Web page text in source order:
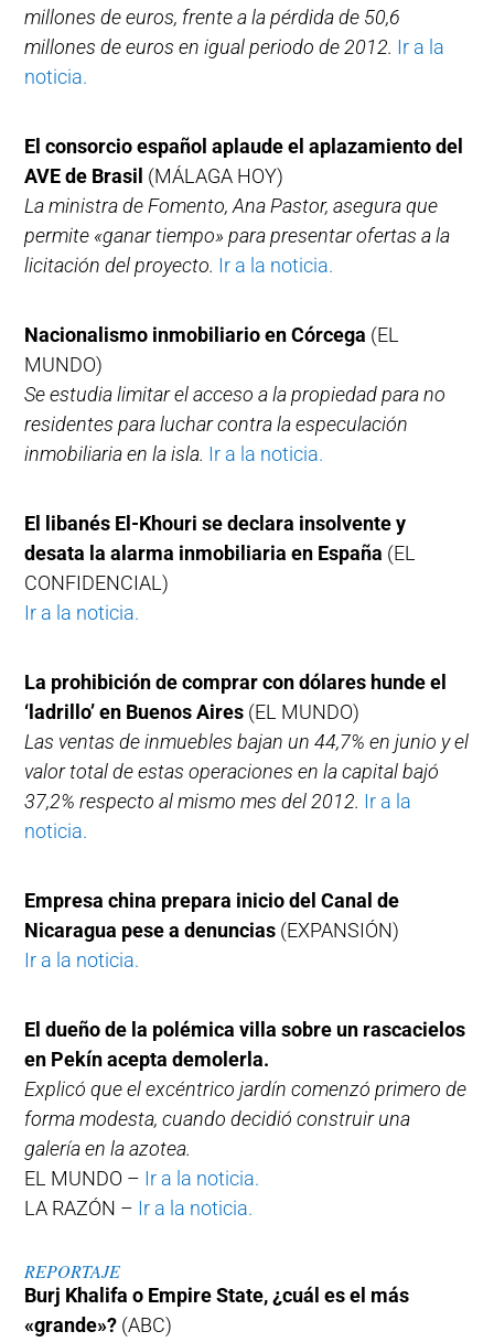
millones de euros, frente a la pérdida de 50,6
millones de euros en igual periodo de 2012. Ir a la
noticia.
El consorcio español aplaude el aplazamiento del
AVE de Brasil (MÁLAGA HOY)
La ministra de Fomento, Ana Pastor, asegura que
permite «ganar tiempo» para presentar ofertas a la
licitación del proyecto. Ir a la noticia.
Nacionalismo inmobiliario en Córcega (EL
MUNDO)
Se estudia limitar el acceso a la propiedad para no
residentes para luchar contra la especulación
inmobiliaria en la isla. Ir a la noticia.
El libanés El-Khouri se declara insolvente y
desata la alarma inmobiliaria en España (EL
CONFIDENCIAL)
Ir a la noticia.
La prohibición de comprar con dólares hunde el
‘ladrillo’ en Buenos Aires (EL MUNDO)
Las ventas de inmuebles bajan un 44,7% en junio y el
valor total de estas operaciones en la capital bajó
37,2% respecto al mismo mes del 2012. Ir a la
noticia.
Empresa china prepara inicio del Canal de
Nicaragua pese a denuncias (EXPANSIÓN)
Ir a la noticia.
El dueño de la polémica villa sobre un rascacielos
en Pekín acepta demolerla.
Explicó que el excéntrico jardín comenzó primero de
forma modesta, cuando decidió construir una
galería en la azotea.
EL MUNDO – Ir a la noticia.
LA RAZÓN – Ir a la noticia.
REPORTAJE
Burj Khalifa o Empire State, ¿cuál es el más
«grande»? (ABC)